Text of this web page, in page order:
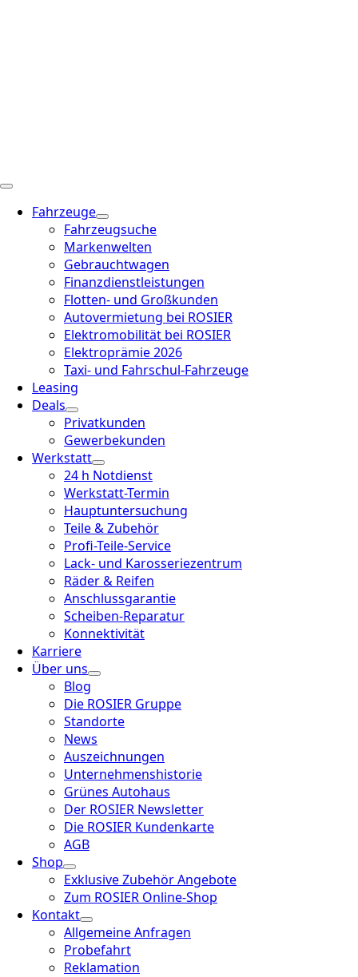
Fahrzeuge
Fahrzeugsuche
Markenwelten
Gebrauchtwagen
Finanzdienstleistungen
Flotten- und Großkunden
Autovermietung bei ROSIER
Elektromobilität bei ROSIER
Elektroprämie 2026
Taxi- und Fahrschul-Fahrzeuge
Leasing
Deals
Privatkunden
Gewerbekunden
Werkstatt
24 h Notdienst
Werkstatt-Termin
Hauptuntersuchung
Teile & Zubehör
Profi-Teile-Service
Lack- und Karosseriezentrum
Räder & Reifen
Anschlussgarantie
Scheiben-Reparatur
Konnektivität
Karriere
Über uns
Blog
Die ROSIER Gruppe
Standorte
News
Auszeichnungen
Unternehmenshistorie
Grünes Autohaus
Der ROSIER Newsletter
Die ROSIER Kundenkarte
AGB
Shop
Exklusive Zubehör Angebote
Zum ROSIER Online-Shop
Kontakt
Allgemeine Anfragen
Probefahrt
Reklamation